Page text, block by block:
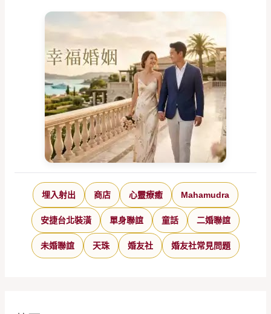
埋入射出 商店 心靈療癒 Mahamudra
安捷台北裝潢 單身聯誼 童話 二婚聯誼
未婚聯誼 天珠 婚友社 婚友社常見問題